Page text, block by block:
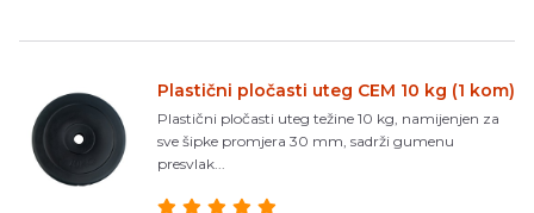
Plastični pločasti uteg CEM 10 kg (1 kom)
Plastični pločasti uteg težine 10 kg, namijenjen za
sve šipke promjera 30 mm, sadrži gumenu
presvlak...